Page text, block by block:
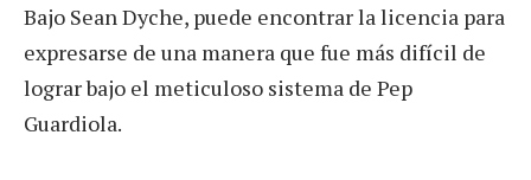
Bajo Sean Dyche, puede encontrar la licencia para
expresarse de una manera que fue más difícil de
lograr bajo el meticuloso sistema de Pep
Guardiola.